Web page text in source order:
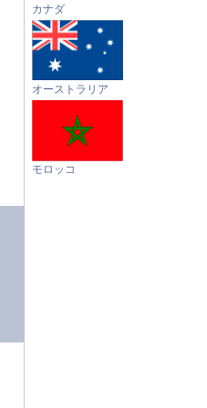
カナダ
オーストラリア
モロッコ